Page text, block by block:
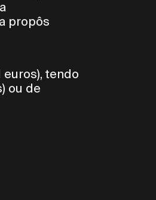
propôs
tendo
ou de